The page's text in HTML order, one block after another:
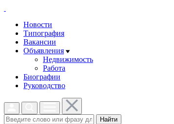
Новости
Типография
Вакансии
Объявления
Недвижимость
Работа
Биографии
Руководство
Найти